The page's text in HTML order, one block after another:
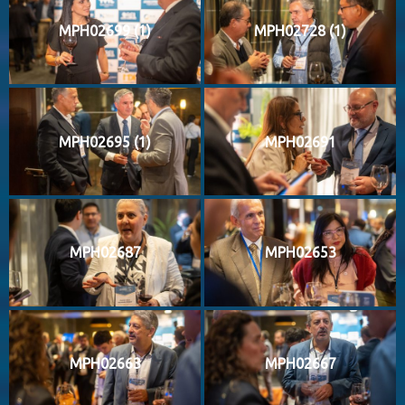
MPH02699 (1) MPH02728 (1)
MPH02695 (1) MPH02691
MPH02687 MPH02653
MPH02663 MPH02667